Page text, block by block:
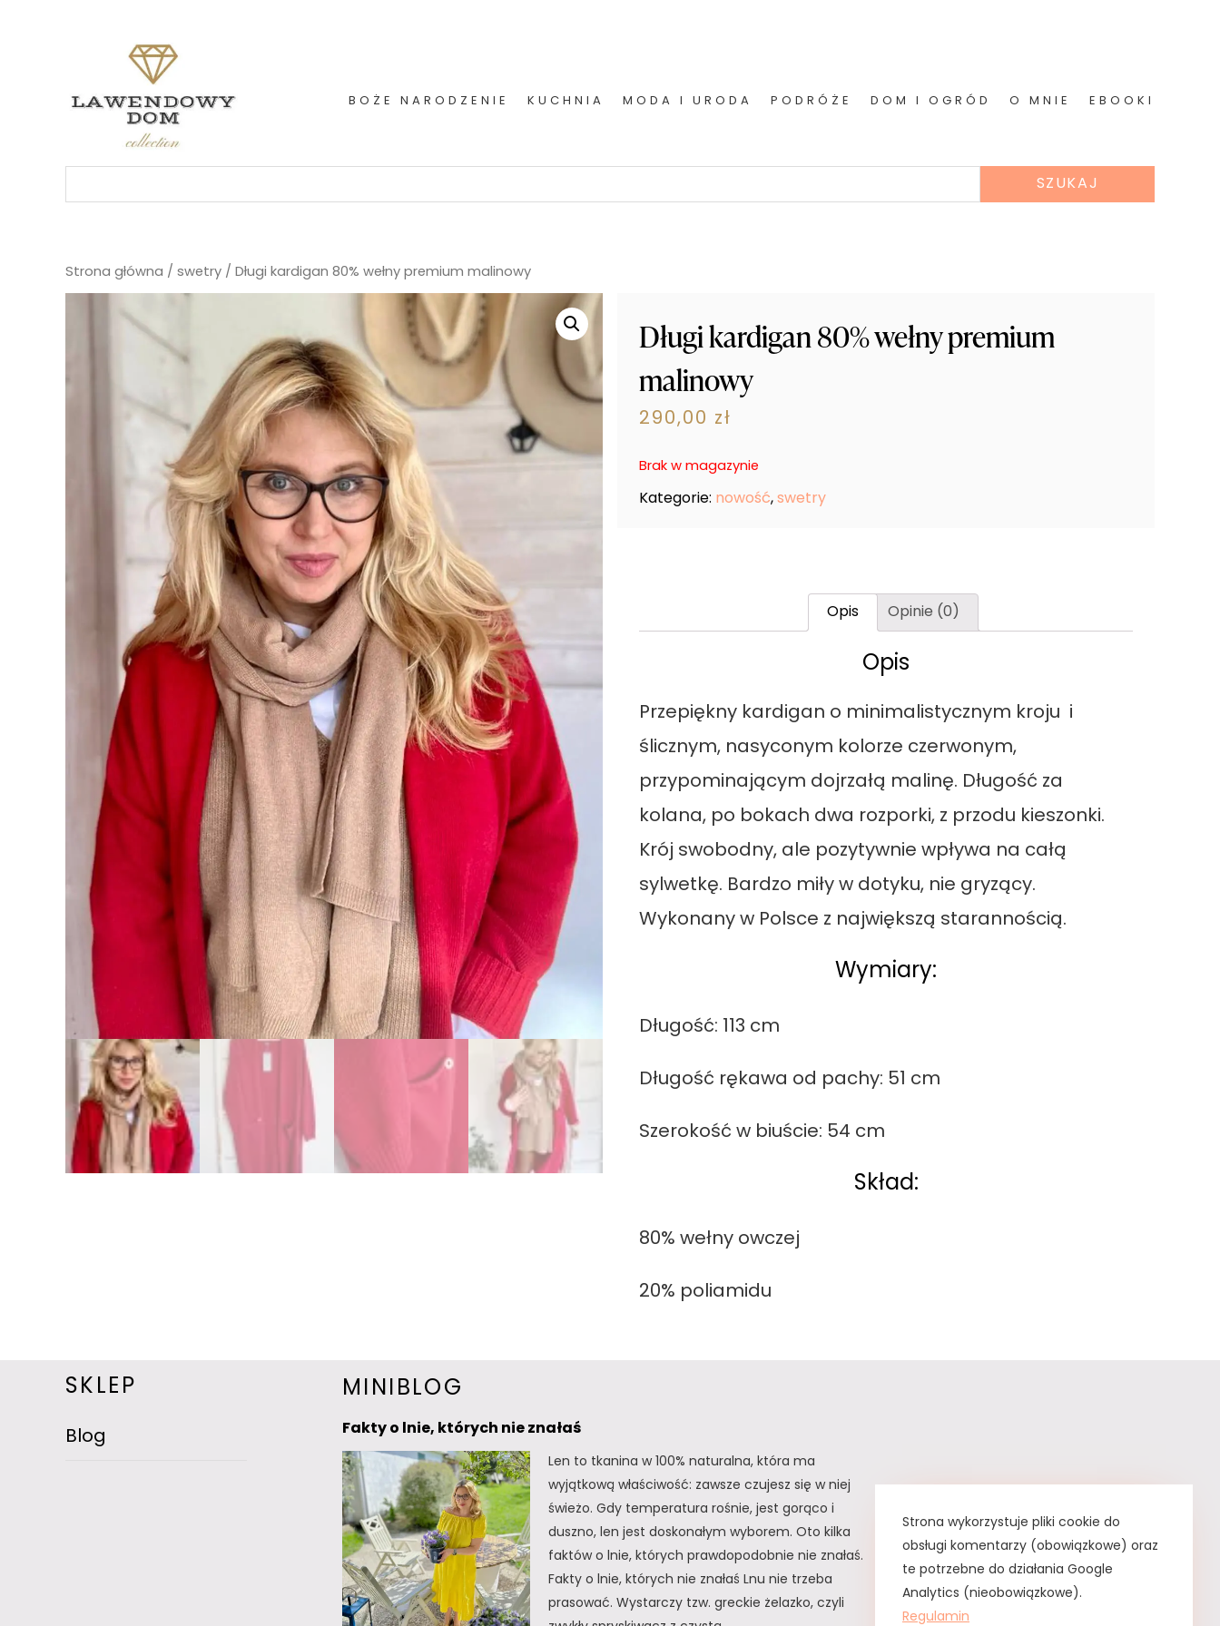
BOŻE NARODZENIE KUCHNIA MODA I URODA PODRÓŻE DOM I OGRÓD O MNIE EBOOKI
Strona główna / swetry / Długi kardigan 80% wełny premium malinowy
Długi kardigan 80% wełny premium
malinowy
290,00 zł
Brak w magazynie
Kategorie: nowość, swetry
Opis Opinie (0)
Opis
Przepiękny kardigan o minimalistycznym kroju i
ślicznym, nasyconym kolorze czerwonym,
przypominającym dojrzałą malinę. Długość za
kolana, po bokach dwa rozporki, z przodu kieszonki.
Krój swobodny, ale pozytywnie wpływa na całą
sylwetkę. Bardzo miły w dotyku, nie gryzący.
Wykonany w Polsce z największą starannością.
Wymiary:
Długość: 113 cm
Długość rękawa od pachy: 51 cm
Szerokość w biuście: 54 cm
Skład:
80% wełny owczej
20% poliamidu
SKLEP
Blog
MINIBLOG
Fakty o lnie, których nie znałaś
Len to tkanina w 100% naturalna, która ma
wyjątkową właściwość: zawsze czujesz się w niej
świeżo. Gdy temperatura rośnie, jest gorąco i
duszno, len jest doskonałym wyborem. Oto kilka
faktów o lnie, których prawdopodobnie nie znałaś.
Fakty o lnie, których nie znałaś Lnu nie trzeba
prasować. Wystarczy tzw. greckie żelazko, czyli
Strona wykorzystuje pliki cookie do
obsługi komentarzy (obowiązkowe) oraz
te potrzebne do działania Google
Analytics (nieobowiązkowe).
Regulamin